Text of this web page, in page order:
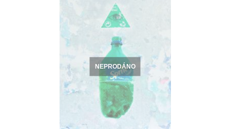
NEPRODÁNO